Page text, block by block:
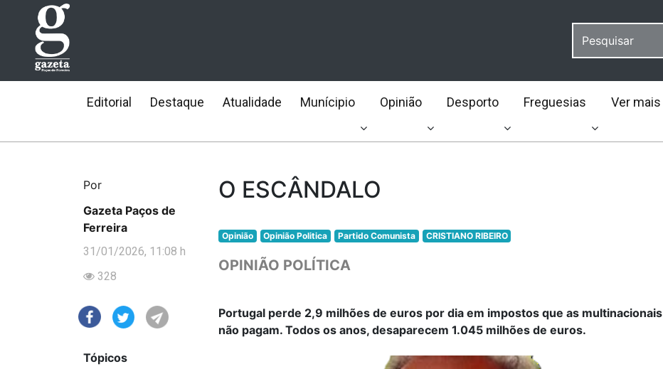
Editorial Destaque Atualidade Munícipio Opinião Desporto Freguesias Ver mais
Por
Gazeta Paços de
Ferreira
31/01/2026, 11:08 h
328
Tópicos
O ESCÂNDALO
Opinião Opinião Politica Partido Comunista CRISTIANO RIBEIRO
OPINIÃO POLÍTICA
Portugal perde 2,9 milhões de euros por dia em impostos que as multinacionais
não pagam. Todos os anos, desaparecem 1.045 milhões de euros.